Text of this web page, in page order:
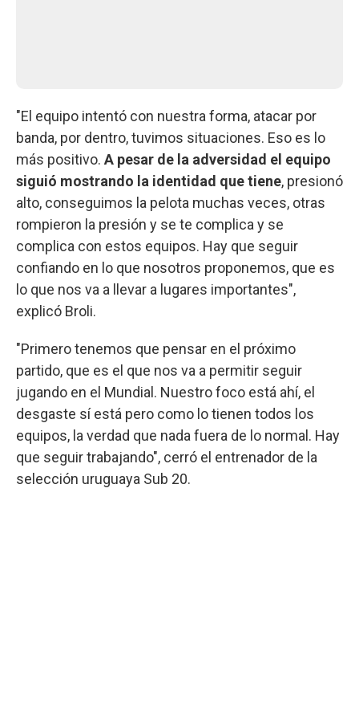
"El equipo intentó con nuestra forma, atacar por
banda, por dentro, tuvimos situaciones. Eso es lo
más positivo. A pesar de la adversidad el equipo
siguió mostrando la identidad que tiene, presionó
alto, conseguimos la pelota muchas veces, otras
rompieron la presión y se te complica y se
complica con estos equipos. Hay que seguir
confiando en lo que nosotros proponemos, que es
lo que nos va a llevar a lugares importantes",
explicó Broli.
"Primero tenemos que pensar en el próximo
partido, que es el que nos va a permitir seguir
jugando en el Mundial. Nuestro foco está ahí, el
desgaste sí está pero como lo tienen todos los
equipos, la verdad que nada fuera de lo normal. Hay
que seguir trabajando", cerró el entrenador de la
selección uruguaya Sub 20.